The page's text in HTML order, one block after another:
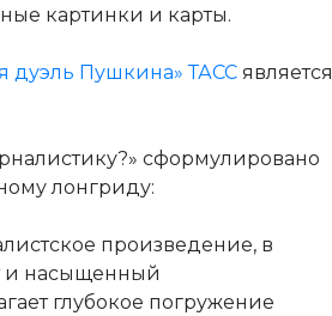
картинки и карты.
дуэль Пушкина» ТАСС является
сформулировано
лонгриду:
произведение, в
и насыщенный
глубокое погружение